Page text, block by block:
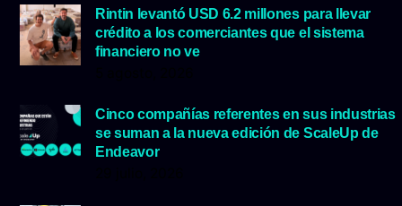
Rintin levantó USD 6.2 millones para llevar
crédito a los comerciantes que el sistema
financiero no ve
Cinco compañías referentes en sus industrias
se suman a la nueva edición de ScaleUp de
Endeavor